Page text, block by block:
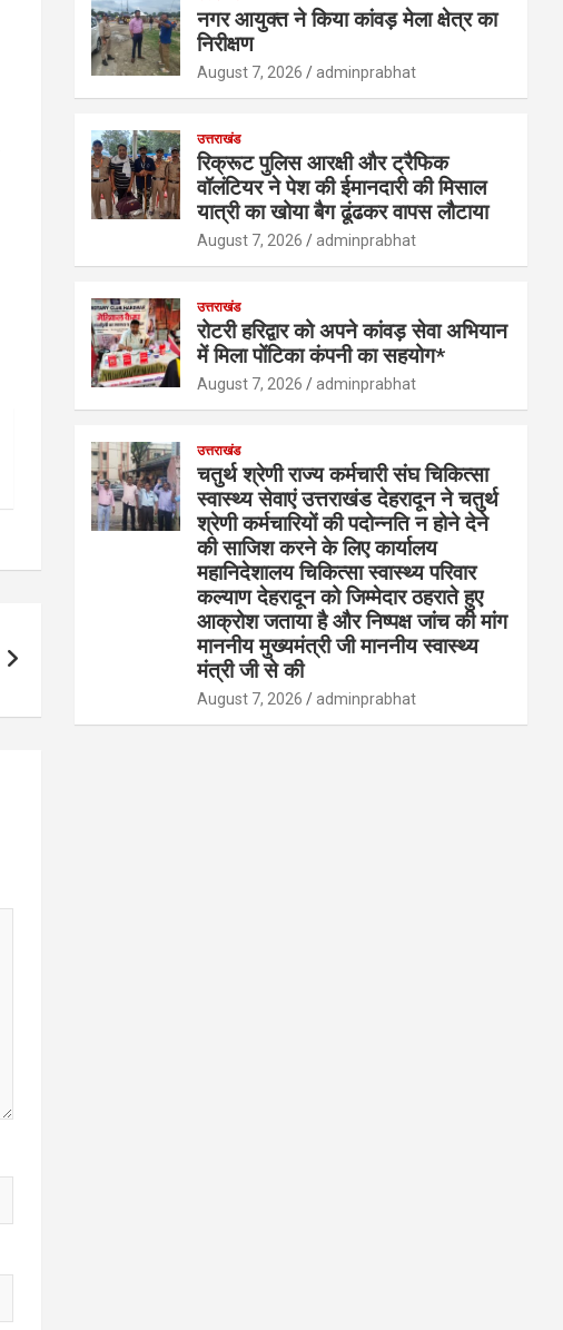
नगर आयुक्त ने किया कांवड़ मेला क्षेत्र का
निरीक्षण
August 7, 2026 adminprabhat
उत्तराखंड
रिक्रूट पुलिस आरक्षी और ट्रैफिक
वॉलंटियर ने पेश की ईमानदारी की मिसाल
यात्री का खोया बैग ढूंढकर वापस लौटाया
August 7, 2026 adminprabhat
उत्तराखंड
रोटरी हरिद्वार को अपने कांवड़ सेवा अभियान
में मिला पोंटिका कंपनी का सहयोग*
August 7, 2026 adminprabhat
उत्तराखंड
चतुर्थ श्रेणी राज्य कर्मचारी संघ चिकित्सा
स्वास्थ्य सेवाएं उत्तराखंड देहरादून ने चतुर्थ
श्रेणी कर्मचारियों की पदोन्नति न होने देने
की साजिश करने के लिए कार्यालय
महानिदेशालय चिकित्सा स्वास्थ्य परिवार
कल्याण देहरादून को जिम्मेदार ठहराते हुए
आक्रोश जताया है और निष्पक्ष जांच की मांग
माननीय मुख्यमंत्री जी माननीय स्वास्थ्य
मंत्री जी से की
August 7, 2026 adminprabhat